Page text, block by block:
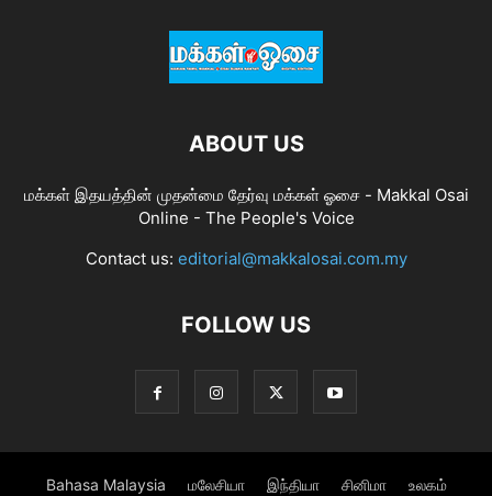
ABOUT US
மக்கள் இதயத்தின் முதன்மை தேர்வு மக்கள் ஓசை - Makkal Osai
Online - The People's Voice
Contact us: editorial@makkalosai.com.my
FOLLOW US
Bahasa Malaysia மலேசியா இந்தியா சினிமா உலகம்